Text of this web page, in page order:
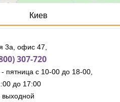
Киев
3а, офис 47,
307-720
пятница с 10-00 до 18-00,
до 17:00
выходной